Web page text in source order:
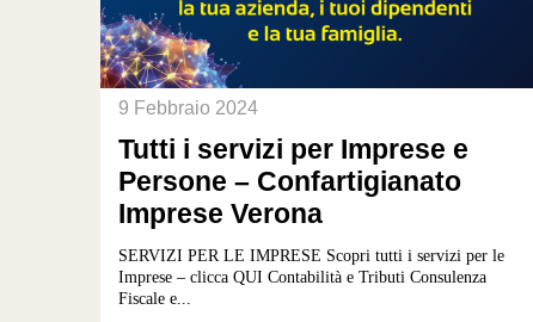
9 Febbraio 2024
Tutti i servizi per Imprese e
Persone – Confartigianato
Imprese Verona
SERVIZI PER LE IMPRESE Scopri tutti i servizi per le
Imprese – clicca QUI Contabilità e Tributi Consulenza
Fiscale e...